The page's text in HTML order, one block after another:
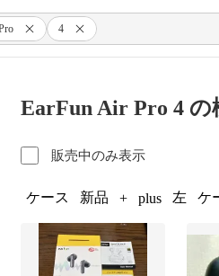
4
EarFun Air Pro 4 の
販売中のみ表示
ケース 新品 + plus 左 ケ